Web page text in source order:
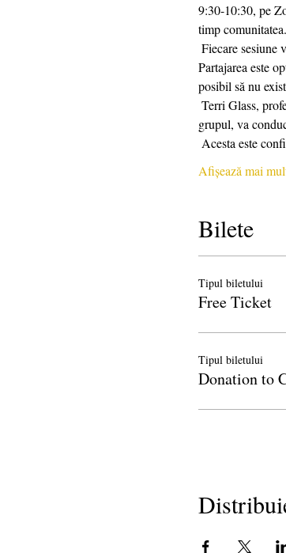
9:30-10:30, pe
timp comunitatea.
Partajarea este
posibil să nu
grupul, va
Acesta este
Afișează mai
Bilete
Tipul biletului
Free Ticket
Tipul biletului
Donation to